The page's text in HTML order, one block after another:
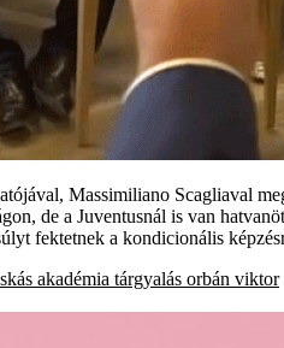
Massimiliano Scagliaval
de a Juventusnál is van
fektetnek a kondicionális
akadémia tárgyalás orbán viktor